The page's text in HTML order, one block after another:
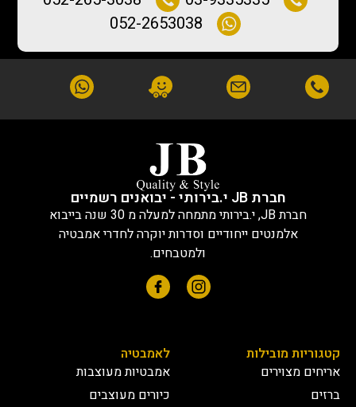
052-2653038
חברת JB י.בירותי - יבואנים רשמיים
חברת JB, י.בירותי מתמחה למעלה מ 30 שנה בייבוא
אלמנטים ייחודיים וסדרות יוקרה לחדרי אמבטיה
ולמטבחים.
קטגוריות מובילות
אריחים מצוירים
ברזים
לאמבטיה
אמבטיות מעוצבות
כיורים מעוצבים